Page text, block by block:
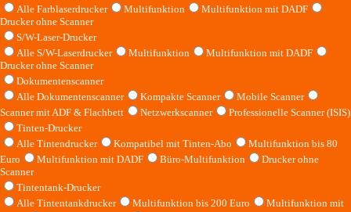
Alle Farblaserdrucker
Multifunktion
Multifunktion mit DADF
Drucker ohne Scanner
S/W-Laser-Drucker
Alle S/W-Laserdrucker
Multifunktion
Multifunktion mit DADF
Drucker ohne Scanner
Dokumentenscanner
Alle Dokumentenscanner
Kompakte Scanner
Mobile Scanner
Scanner mit ADF & Flachbett
Netzwerkscanner
Professionelle Scanner (ISIS)
Tinten-Drucker
Alle Tintendrucker
Kompatibel mit Tinten-Abo
Multifunktion bis 80
Euro
Multifunktion mit DADF Büro-Multifunktion
Drucker ohne
Scanner
Tintentank-Drucker
Alle Tintentankdrucker
Multifunktion bis 200 Euro
Multifunktion mit